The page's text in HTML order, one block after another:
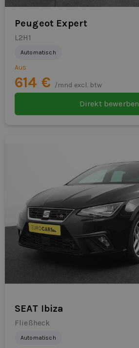
Peugeot Expert
L2H1
Automatisch
Aus
614 € /mnd excl. btw
Direkt bewerben
SEAT Ibiza
Fließheck
Automatisch